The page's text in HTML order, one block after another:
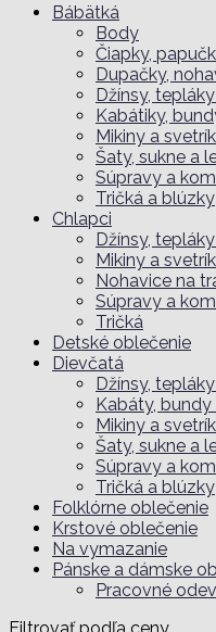
Bábätká
Body
Čiapky,
Dupačky,
Džínsy,
Kabátiky,
Mikiny a
Šaty, sukne a
Súpravy a
Tričká a blúzky
Chlapci
Džínsy,
Mikiny a
Nohavice na
Súpravy a
Tričká
Detské oblečenie
Dievčatá
Džínsy,
Kabáty,
Mikiny a
Šaty, sukne a
Súpravy a
Tričká a blúzky
Folklórne oblečenie
Krstové oblečenie
Na vymazanie
Pánske a dámske
Pracovné
Filtrovať podľa ceny